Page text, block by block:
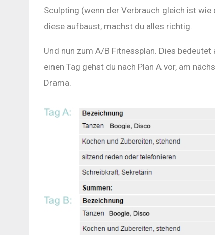
Sculpting (wenn der Verbrauch gleich ist
diese aufbaust, machst du alles richtig.
Und nun zum A/B Fitnessplan. Dies
einen Tag gehst du nach Plan A vor, am
Drama.